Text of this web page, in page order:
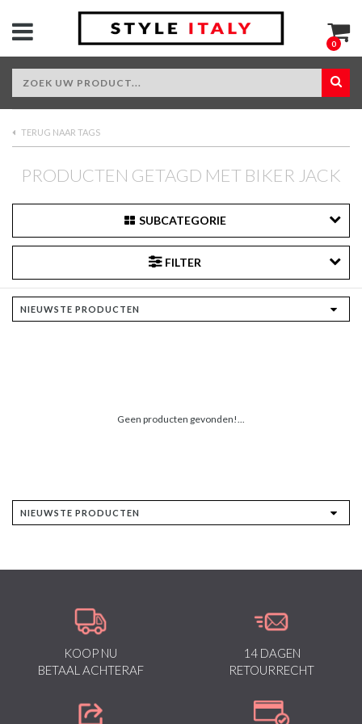
0
TERUG NAAR TAGS
PRODUCTEN GETAGD MET BIKER JACK
SUBCATEGORIE
FILTER
Geen producten gevonden!...
KOOP NU
BETAAL ACHTERAF
14 DAGEN
RETOURRECHT